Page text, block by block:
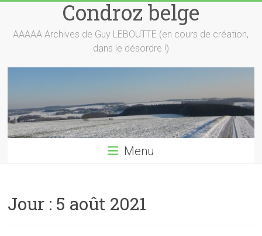
content
Condroz belge
AAAAA Archives de Guy LEBOUTTE (en cours de création,
dans le désordre !)
Menu
Jour : 5 août 2021